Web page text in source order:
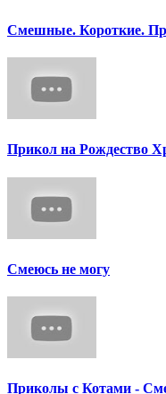
Смешные. Короткие.
Прикол на Рождество
Смеюсь не могу
Приколы с Котами -